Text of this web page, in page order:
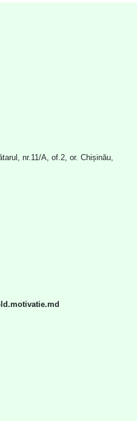
nr.11/A, of.2, or. Chișinău,